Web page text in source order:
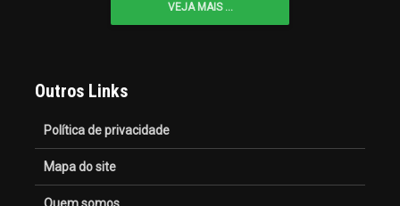
VEJA MAIS ...
Outros Links
Política de privacidade
Mapa do site